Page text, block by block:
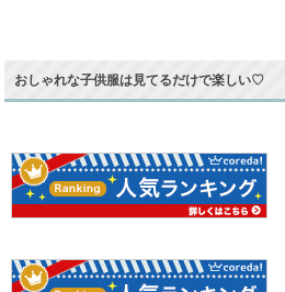
おしゃれな子供服は見てるだけで楽しい♡